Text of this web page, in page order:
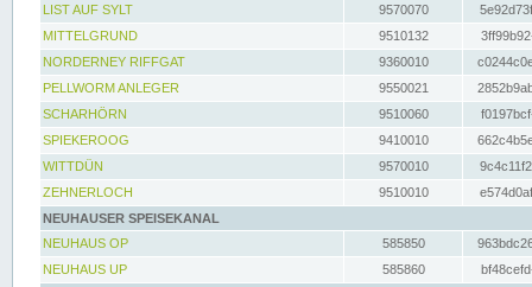
LIST AUF SYLT
9570070
MITTELGRUND
9510132
NORDERNEY RIFFGAT
9360010
PELLWORM ANLEGER
9550021
SCHARHÖRN
9510060
SPIEKEROOG
9410010
WITTDÜN
9570010
ZEHNERLOCH
9510010
NEUHAUSER SPEISEKANAL
NEUHAUS OP
585850
NEUHAUS UP
585860